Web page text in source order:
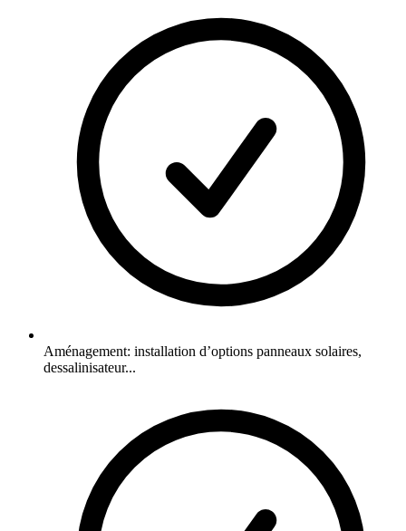
Aménagement: installation d’options panneaux solaires,
dessalinisateur...